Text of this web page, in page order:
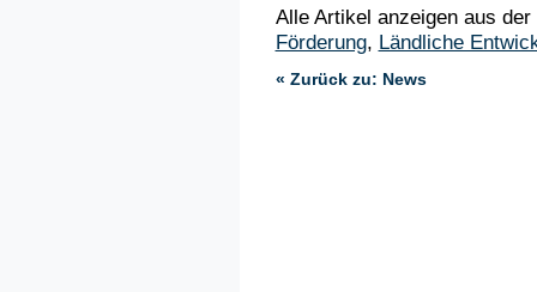
Alle Artikel anzeigen aus
Förderung, Ländliche
« Zurück zu: News